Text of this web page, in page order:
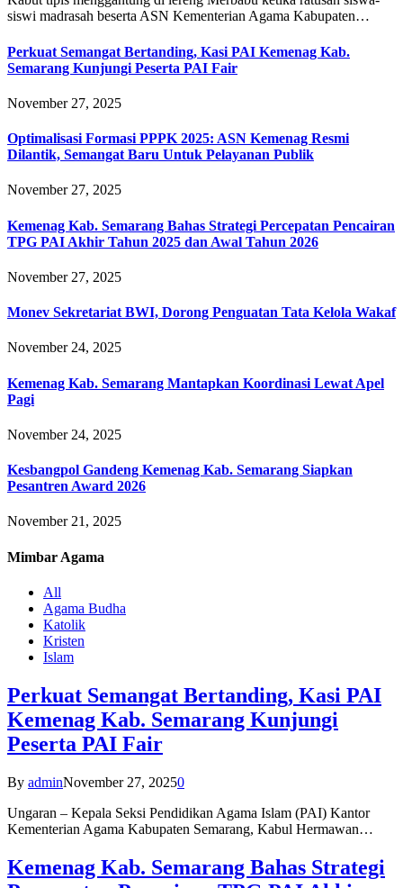
siswi madrasah beserta ASN Kementerian Agama Kabupaten…
Perkuat Semangat Bertanding, Kasi PAI Kemenag Kab.
Semarang Kunjungi Peserta PAI Fair
November 27, 2025
Optimalisasi Formasi PPPK 2025: ASN Kemenag Resmi
Dilantik, Semangat Baru Untuk Pelayanan Publik
November 27, 2025
Kemenag Kab. Semarang Bahas Strategi Percepatan Pencairan
TPG PAI Akhir Tahun 2025 dan Awal Tahun 2026
November 27, 2025
Monev Sekretariat BWI, Dorong Penguatan Tata Kelola Wakaf
November 24, 2025
Kemenag Kab. Semarang Mantapkan Koordinasi Lewat Apel
Pagi
November 24, 2025
Kesbangpol Gandeng Kemenag Kab. Semarang Siapkan
Pesantren Award 2026
November 21, 2025
Mimbar Agama
All
Agama Budha
Katolik
Kristen
Islam
Perkuat Semangat Bertanding, Kasi PAI
Kemenag Kab. Semarang Kunjungi
Peserta PAI Fair
By adminNovember 27, 20250
Ungaran – Kepala Seksi Pendidikan Agama Islam (PAI) Kantor
Kementerian Agama Kabupaten Semarang, Kabul Hermawan…
Kemenag Kab. Semarang Bahas Strategi